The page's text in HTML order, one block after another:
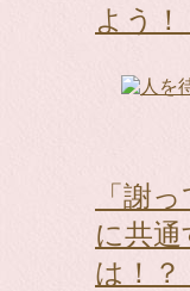
よう！
「謝
に共通
は！